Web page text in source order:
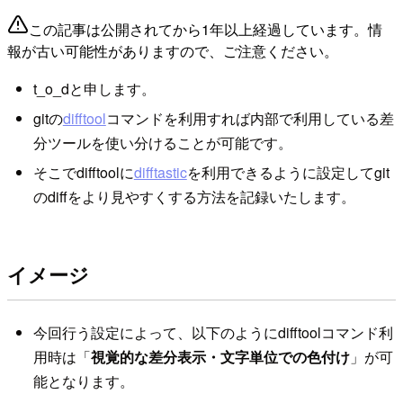
この記事は公開されてから1年以上経過しています。情
報が古い可能性がありますので、ご注意ください。
t_o_dと申します。
gitのdifftoolコマンドを利用すれば内部で利用している差
分ツールを使い分けることが可能です。
そこでdifftoolにdifftasticを利用できるように設定してgit
のdiffをより見やすくする方法を記録いたします。
イメージ
今回行う設定によって、以下のようにdifftoolコマンド利
用時は「視覚的な差分表示・文字単位での色付け」が可
能となります。